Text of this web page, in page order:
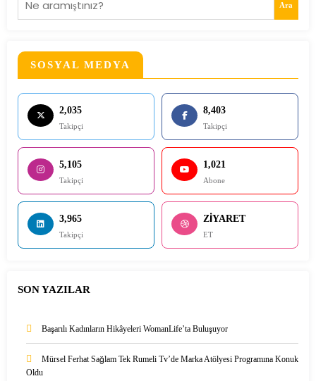
Ara
SOSYAL MEDYA
2,035
Takipçi
8,403
Takipçi
5,105
Takipçi
1,021
Abone
3,965
Takipçi
ZİYARET
ET
SON YAZILAR
Başarılı Kadınların Hikâyeleri WomanLife’ta Buluşuyor
Mürsel Ferhat Sağlam Tek Rumeli Tv’de Marka Atölyesi Programına Konuk
Oldu